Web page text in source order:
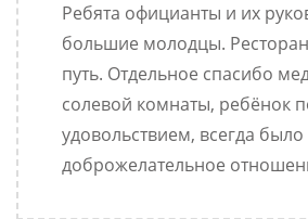
Ребята официанты и их
большие молодцы.
путь. Отдельное спасибо
солевой комнаты, ребёнок
удовольствием, всегда было
доброжелательное